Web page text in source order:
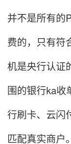
并不是所有的
费的，只有符
机是央行认证
围的银行ka收
行刷卡、云闪
匹配真实商户。